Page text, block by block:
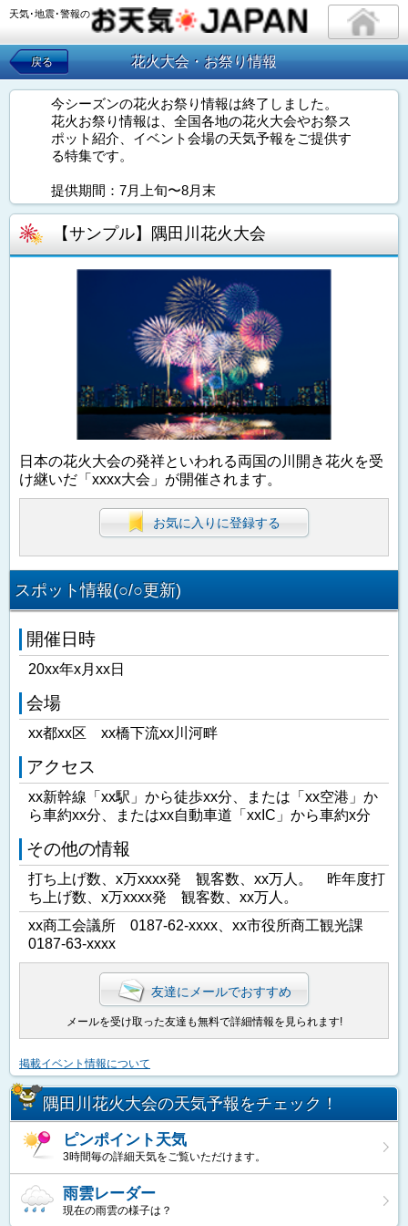
天気･地震･警報の
戻る 花火大会・お祭り情報
今シーズンの花火お祭り情報は終了しました。
花火お祭り情報は、全国各地の花火大会やお祭ス
ポット紹介、イベント会場の天気予報をご提供す
る特集です。
提供期間：7月上旬〜8月末
【サンプル】隅田川花火大会
日本の花火大会の発祥といわれる両国の川開き花火を受
け継いだ「xxxx大会」が開催されます。
お気に入りに登録する
スポット情報(○/○更新)
開催日時
20xx年x月xx日
会場
xx都xx区 xx橋下流xx川河畔
アクセス
xx新幹線「xx駅」から徒歩xx分、または「xx空港」か
ら車約xx分、またはxx自動車道「xxIC」から車約x分
その他の情報
打ち上げ数、x万xxxx発 観客数、xx万人。 昨年度打
ち上げ数、x万xxxx発 観客数、xx万人。
xx商工会議所 0187-62-xxxx、xx市役所商工観光課
0187-63-xxxx
友達にメールでおすすめ
メールを受け取った友達も無料で詳細情報を見られます!
掲載イベント情報について
隅田川花火大会の天気予報をチェック！
ピンポイント天気
3時間毎の詳細天気をご覧いただけます。
雨雲レーダー
現在の雨雲の様子は？